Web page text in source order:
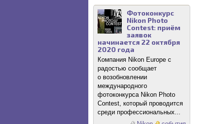
Фотоконкурс
Nikon Photo
Contest: приём
заявок
начинается 22 октября
2020 года
Компания Nikon Europe с
радостью сообщает
о возобновлении
международного
фотоконкурса Nikon Photo
Contest, который проводится
среди профессиональных...